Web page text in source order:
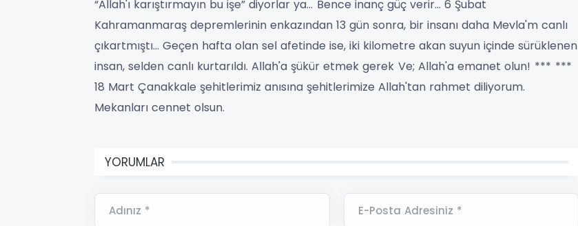
“Allah'ı karıştırmayın bu işe” diyorlar ya… Bence inanç güç verir… 6 Şubat
Kahramanmaraş depremlerinin enkazından 13 gün sonra, bir insanı daha Mevla'm canlı
çıkartmıştı… Geçen hafta olan sel afetinde ise, iki kilometre akan suyun içinde sürüklenen
insan, selden canlı kurtarıldı. Allah'a şükür etmek gerek Ve; Allah'a emanet olun! *** ***
18 Mart Çanakkale şehitlerimiz anısına şehitlerimize Allah'tan rahmet diliyorum.
Mekanları cennet olsun.
YORUMLAR
Adınız * E-Posta Adresiniz *